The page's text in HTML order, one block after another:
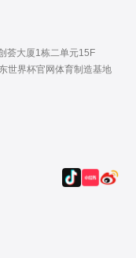
荟大厦1栋二单元15F
世界杯官网体育制造基地